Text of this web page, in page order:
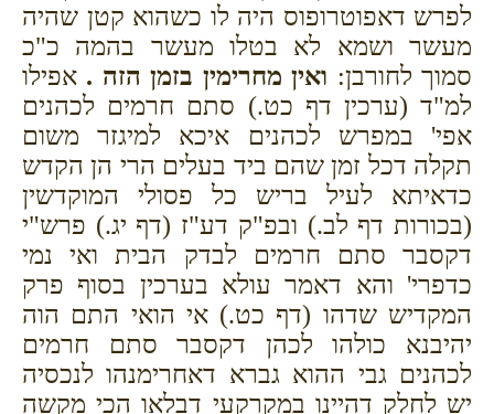
לפרש דאפוטרופוס היה לו כשהוא קטן שהיה
מעשר ושמא לא בטלו מעשר בהמה כ"כ
סמוך לחורבן: ואין מחרימין בזמן הזה . אפילו
למ"ד (ערכין דף כט.) סתם חרמים לכהנים
אפי' במפרש לכהנים איכא למיגזר משום
תקלה דכל זמן שהם ביד בעלים הרי הן הקדש
כדאיתא לעיל בריש כל פסולי המוקדשין
(בכורות דף לב.) ובפ"ק דע"ז (דף יג.) פרש"י
דקסבר סתם חרמים לבדק הבית ואי נמי
כדפרי' והא דאמר עולא בערכין בסוף פרק
המקדיש שדהו (דף כט.) אי הואי התם הוה
יהיבנא כולהו לכהן דקסבר סתם חרמים
לכהנים גבי ההוא גברא דאחרימנהו לנכסיה
יש לחלק דהיינו במקרקעי דבלאו הכי מקשה